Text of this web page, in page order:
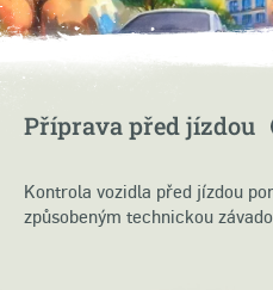
Příprava předjízdou
Kontrola vozidla před jízdou
způsobeným technickou